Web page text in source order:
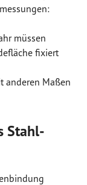
müssen
fixiert
anderen Maßen
Stahl-